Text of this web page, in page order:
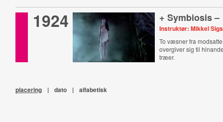
1924 + Symbiosis –
Instruktør: Mikkel
To væsner fra
overgiver sig til
træer.
placering | dato | alfabetisk